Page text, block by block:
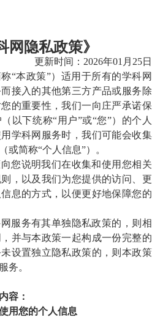
网隐私政策》
更新时间：2026年01月25日
“本政策”）适用于所有的学科网
接入的其他第三方产品或服务除
的重要性，我们一向庄严承诺保
以下统称“用户”或“您”）的个人
学科网服务时，我们可能会收集
或简称“个人信息”）。
您说明我们在收集和使用您相关
，以及我们为您提供的访问、更
息的方式，以便更好地保障您的
服务有其单独隐私政策的，则相
并与本政策一起构成一份完整的
设置独立隐私政策的，则本政策
务。
容：
用您的个人信息